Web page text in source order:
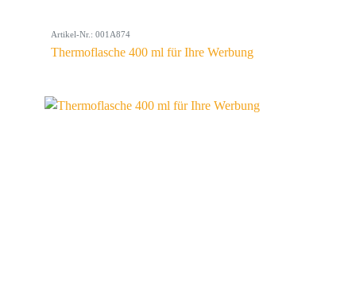
Artikel-Nr.: 001A874
Thermoflasche 400 ml für Ihre Werbung